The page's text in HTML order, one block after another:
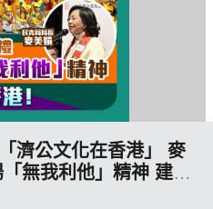
濟公文化在香港」 麥
無我利他」精神 建設